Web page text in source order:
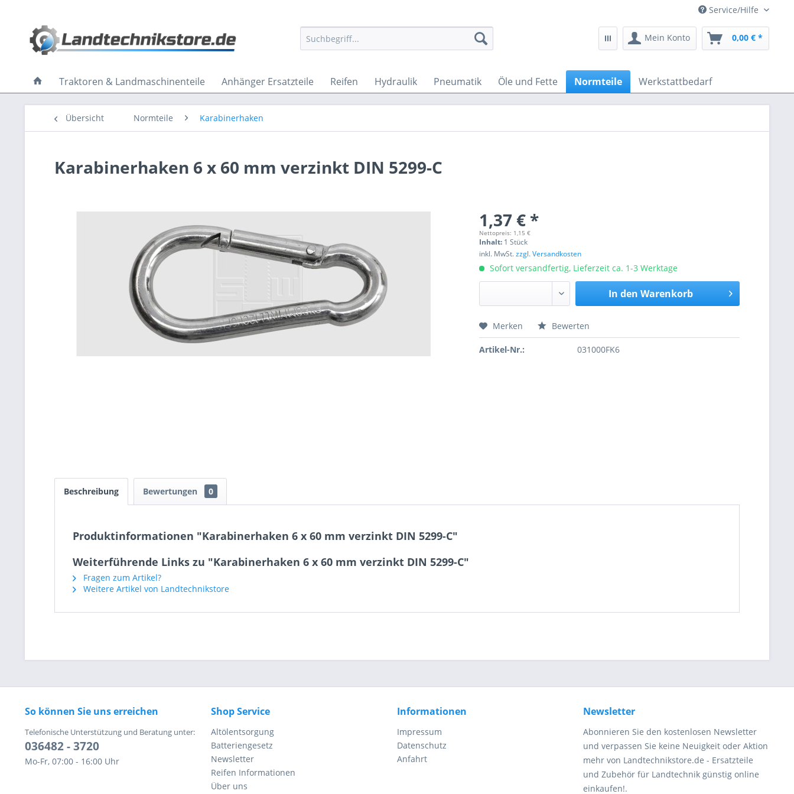
Service/Hilfe
Mein Konto 0,00 € *
Traktoren & Landmaschinenteile Anhänger Ersatzteile Reifen Hydraulik Pneumatik Öle und Fette Normteile Werkstattbedarf
Übersicht Normteile Karabinerhaken
Karabinerhaken 6 x 60 mm verzinkt DIN 5299-C
1,37 € *
Nettopreis: 1,15 €
Inhalt: 1 Stück
inkl. MwSt.zzgl. Versandkosten
Sofort versandfertig, Lieferzeit ca. 1-3 Werktage
In den Warenkorb
Preis anfragen
und stimme zu. *
Merken Bewerten
Artikel-Nr.: 031000FK6
Beschreibung Bewertungen 0
Produktinformationen "Karabinerhaken 6 x 60 mm verzinkt DIN 5299-C"
Weiterführende Links zu "Karabinerhaken 6 x 60 mm verzinkt DIN 5299-C"
Fragen zum Artikel?
Weitere Artikel von Landtechnikstore
So können Sie uns erreichen
Telefonische Unterstützung und Beratung unter:
036482 - 3720
Mo-Fr, 07:00 - 16:00 Uhr
Shop Service
Altölentsorgung
Batteriengesetz
Newsletter
Reifen Informationen
Über uns
Informationen
Impressum
Datenschutz
Anfahrt
Newsletter
Abonnieren Sie den kostenlosen Newsletter
und verpassen Sie keine Neuigkeit oder Aktion
mehr von Landtechnikstore.de - Ersatzteile
und Zubehör für Landtechnik günstig online
einkaufen!.